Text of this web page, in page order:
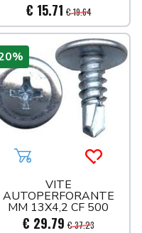
€ 15.71 € 19.64
tardiAggiungi al carrello
VITE
AUTOPERFORANTE
MM 13X4,2 CF 500
€ 29.79 € 37.23